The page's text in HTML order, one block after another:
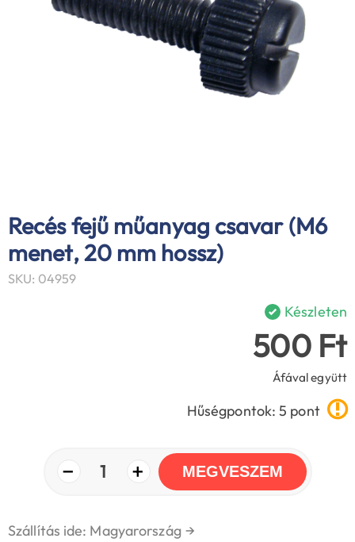
Recés fejű műanyag csavar (M6
menet, 20 mm hossz)
SKU: 04959
Készleten
500 Ft
Áfával együtt
Hűségpontok: 5 pont
− 1 + MEGVESZEM
Szállítás ide: Magyarország →